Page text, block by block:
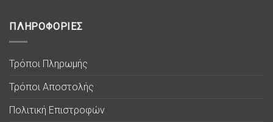
ΠΛΗΡΟΦΟΡΙΕΣ
Τρόποι Πληρωμής
Τρόποι Αποστολής
Πολιτική Επιστροφών